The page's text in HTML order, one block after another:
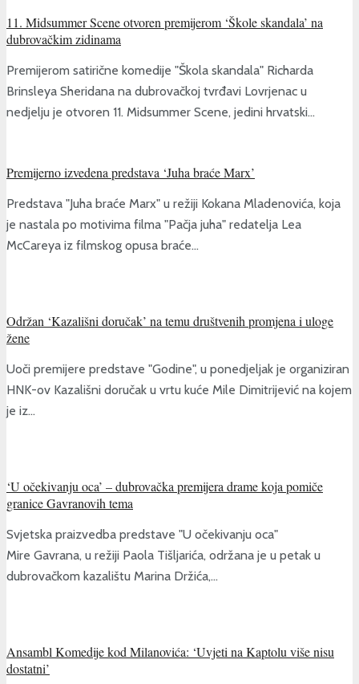
11. Midsummer Scene otvoren premijerom ‘Škole skandala’ na
dubrovačkim zidinama
Premijerom satirične komedije "Škola skandala" Richarda
Brinsleya Sheridana na dubrovačkoj tvrđavi Lovrjenac u
nedjelju je otvoren 11. Midsummer Scene, jedini hrvatski...
Premijerno izvedena predstava ‘Juha braće Marx’
Predstava "Juha braće Marx" u režiji Kokana Mladenovića, koja
je nastala po motivima filma "Pačja juha" redatelja Lea
McCareya iz filmskog opusa braće...
Održan ‘Kazališni doručak’ na temu društvenih promjena i uloge
žene
Uoči premijere predstave "Godine", u ponedjeljak je organiziran
HNK-ov Kazališni doručak u vrtu kuće Mile Dimitrijević na kojem
je iz...
‘U očekivanju oca’ – dubrovačka premijera drame koja pomiče
granice Gavranovih tema
Svjetska praizvedba predstave "U očekivanju oca"
Mire Gavrana, u režiji Paola Tišljarića, održana je u petak u
dubrovačkom kazalištu Marina Držića,...
Ansambl Komedije kod Milanovića: ‘Uvjeti na Kaptolu više nisu
dostatni’